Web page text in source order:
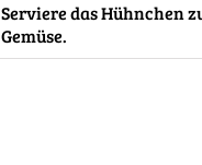
Serviere das Hühnchen
Gemüse.